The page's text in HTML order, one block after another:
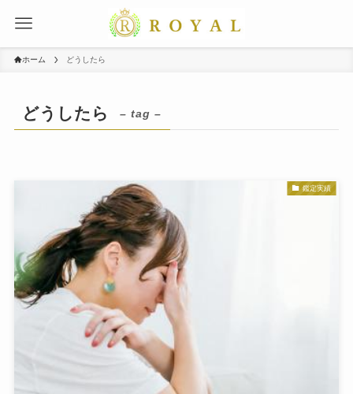
ホーム どうしたら
どうしたら – tag –
鑑定実績